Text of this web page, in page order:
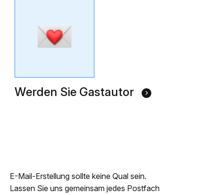
Werden Sie Gastautor
E-Mail-Erstellung sollte keine Qual sein.
Lassen Sie uns gemeinsam jedes Postfach